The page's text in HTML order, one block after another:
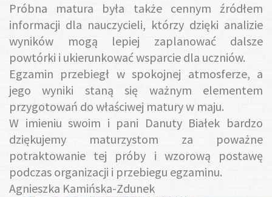
Próbna matura była także cennym źródłem
informacji dla nauczycieli, którzy dzięki analizie
wyników mogą lepiej zaplanować dalsze
powtórki i ukierunkować wsparcie dla uczniów.
Egzamin przebiegł w spokojnej atmosferze, a
jego wyniki staną się ważnym elementem
przygotowań do właściwej matury w maju.
W imieniu swoim i pani Danuty Białek bardzo
dziękujemy maturzystom za poważne
potraktowanie tej próby i wzorową postawę
podczas organizacji i przebiegu egzaminu.
Agnieszka Kamińska-Zdunek